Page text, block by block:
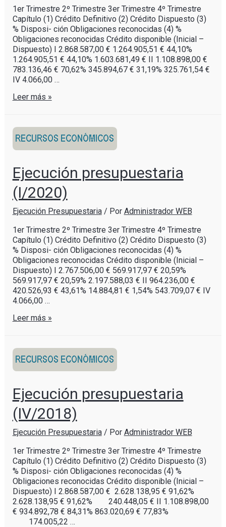
1er Trimestre 2º Trimestre 3er Trimestre 4º Trimestre
Capítulo (1) Crédito Definitivo (2) Crédito Dispuesto (3)
% Disposi- ción Obligaciones reconocidas (4) %
Obligaciones reconocidas Crédito disponible (Inicial –
Dispuesto) I 2.868.587,00 € 1.264.905,51 € 44,10%
1.264.905,51 € 44,10% 1.603.681,49 € II 1.108.898,00 €
783.136,46 € 70,62% 345.894,67 € 31,19% 325.761,54 €
IV 4.066,00 …
Leer más »
Ejecución presupuestaria
(I/2020)
Ejecución Presupuestaria/ Por Administrador WEB
1er Trimestre 2º Trimestre 3er Trimestre 4º Trimestre
Capítulo (1) Crédito Definitivo (2) Crédito Dispuesto (3)
% Disposi- ción Obligaciones reconocidas (4) %
Obligaciones reconocidas Crédito disponible (Inicial –
Dispuesto) I 2.767.506,00 € 569.917,97 € 20,59%
569.917,97 € 20,59% 2.197.588,03 € II 964.236,00 €
420.526,93 € 43,61% 14.884,81 € 1,54% 543.709,07 € IV
4.066,00 …
Leer más »
Ejecución presupuestaria
(IV/2018)
Ejecución Presupuestaria/ Por Administrador WEB
1er Trimestre 2º Trimestre 3​er Trimestre 4º Trimestre
Capítulo (1) Crédito Definitivo (2) Crédito Dispuesto (3)
% Disposi- ción Obligaciones reconocidas (4) %
Obligaciones reconocidas Crédito disponible (Inicial –
Dispuesto) I 2.868.587,00 € 2.628.138,95 € 91,62%
2.628.138,95 € 91,62% 240.448,05 € II 1.108.898,00
€ 934.892,78 € 84,31% 863.020,69 € 77,83%
174.005,22 …